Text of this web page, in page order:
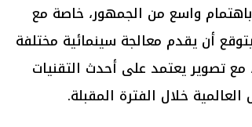
واسع من الجمهور، خاصة مع
أن يقدم معالجة سينمائية مختلفة
مع تصوير يعتمد على أحدث التقنيات
خلال الفترة المقبلة.